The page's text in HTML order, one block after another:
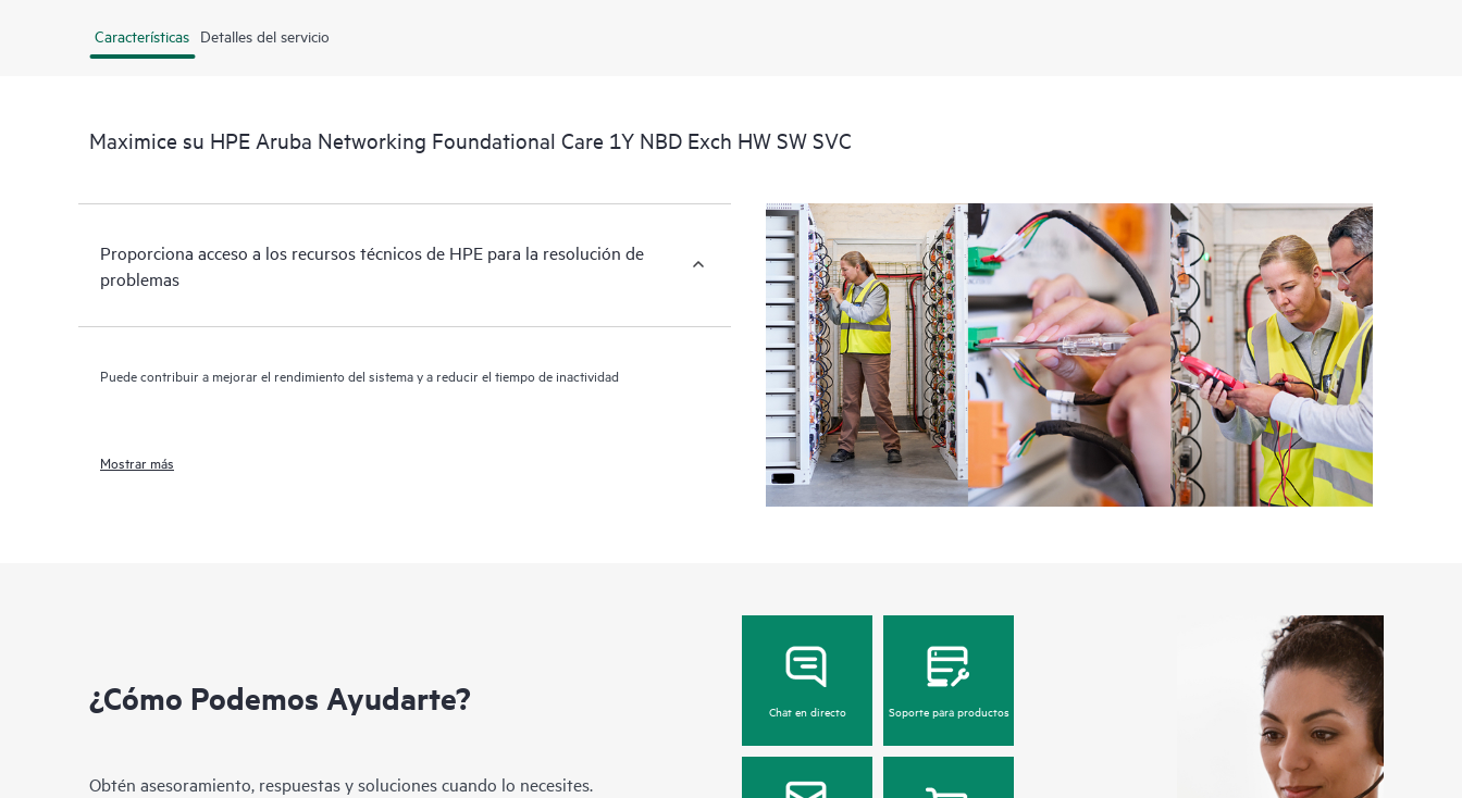
Características Detalles del servicio
Maximice su HPE Aruba Networking Foundational Care 1Y NBD Exch HW SW SVC
Proporciona acceso a los recursos técnicos de HPE para la resolución de
problemas
Puede contribuir a mejorar el rendimiento del sistema y a reducir el tiempo de inactividad
Mostrar más
¿Cómo Podemos Ayudarte?
Obtén asesoramiento, respuestas y soluciones cuando lo necesites.
Chat en directo Soporte para productos